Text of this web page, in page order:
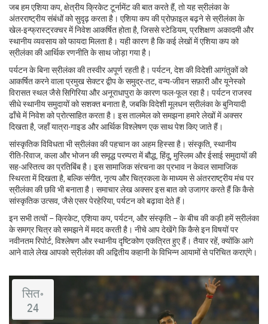
जब हमएशिया कप क्षेत्रीय क्रिकेट टूर्नामेंटकी बात करते हैं, तो यह स्रीलंका के
अंतरराष्ट्रीय संबंधों को सुदृढ़ करता है। एशिया कप की प्रोफ़ाइल बढ़ने से स्रीलंका के
खेल‑इन्फ्रास्ट्रक्चर में निवेश आकर्षित होता है, जिससे स्टेडियम, प्रशिक्षण अकादमी और
स्थानीय व्यवसाय को फायदा मिलता है। यही कारण है कि कई लेखों में एशिया कप को
स्रीलंका की आर्थिक रणनीति के साथ जोड़ा गया है।
पर्यटन के बिना स्रीलंका की तस्वीर अपूर्ण रहती है। पर्यटन देश की विदेशी आगंतुकों को
आकर्षित करने वाला प्रमुख सेक्टरद्वीप के समुद्र‑तट, वन्य‑जीवन सफ़ारी और यूनेस्को
विरासत स्थल जैसे सिगिरिया और अनूराधापुरा के कारण फल-फूल रहा है। पर्यटन राजस्व
सीधे स्थानीय समुदायों को सशक्त बनाता है, जबकि विदेशी मूलधन स्रीलंका के बुनियादी
ढाँचे में निवेश को प्रोत्साहित करता है। इस तालमेल को समझना हमारे लेखों में अक्सर
दिखता है, जहाँ यात्रा‑गाइड और आर्थिक विश्लेषण एक साथ पेश किए जाते हैं।
सांस्कृतिक विविधता भी स्रीलंका की पहचान का अहम हिस्सा है। संस्कृति स्थानीय
रीति‑रिवाज, कला और भोजन की समृद्ध परम्परामें बौद्ध, हिंदू, मुस्लिम और ईसाई समुदायों की
सह-अस्तित्व का प्रतिबिंब है। इस सामाजिक संरचना का प्रभाव न केवल सामाजिक
स्थिरता में दिखता है, बल्कि संगीत, नृत्य और चित्रकला के माध्यम से अंतरराष्ट्रीय मंच पर
स्रीलंका की छवि भी बनाता है। समाचार लेख अक्सर इस बात को उजागर करते हैं कि कैसे
सांस्कृतिक उत्सव, जैसे एसर पेरहेरिया, पर्यटन को बढ़ावा देते हैं।
इन सभी तत्वों – क्रिकेट, एशिया कप, पर्यटन, और संस्कृति – के बीच की कड़ी हमें स्रीलंका
के समग्र चित्र को समझने में मदद करती है। नीचे आप देखेंगे कि कैसे इन विषयों पर
नवीनतम रिपोर्ट, विश्लेषण और स्थानीय दृष्टिकोण एकत्रित हुए हैं। तैयार रहें, क्योंकि आगे
आने वाले लेख आपको स्रीलंका की अद्वितीय कहानी के विभिन्न आयामों से परिचित कराएंगे।
सित॰
24